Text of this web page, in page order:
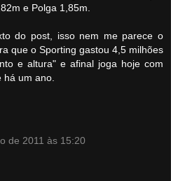
e Polga 1,85m.
do post, isso nem me parece o
que o Sporting gastou 4,5 milhões
e altura" e afinal joga hoje com
um ano.
de 2011 às 15:20